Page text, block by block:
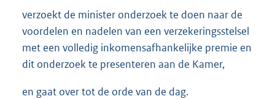
verzoekt de minister onderzoek te doen naar de
voordelen en nadelen van een verzekeringsstelsel
met een volledig inkomensafhankelijke premie en
dit onderzoek te presenteren aan de Kamer,
en gaat over tot de orde van de dag.